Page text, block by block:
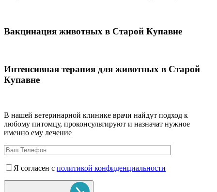
Вакцинация животных в Старой Купавне
Интенсивная терапия для животных в Старой
Купавне
В нашей ветеринарной клинике врачи найдут подход к
любому питомцу, проконсультируют и назначат нужное
именно ему лечение
Я согласен с политикой конфиденциальности